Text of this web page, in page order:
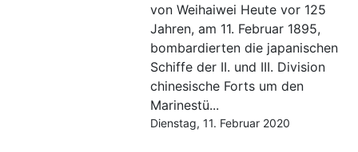
von Weihaiwei Heute vor 125
Jahren, am 11. Februar 1895,
bombardierten die japanischen
Schiffe der II. und III. Division
chinesische Forts um den
Marinestü...
Dienstag, 11. Februar 2020